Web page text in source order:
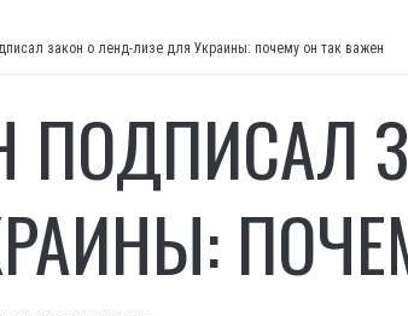
закон о ленд-лизе для Украины: почему он так важен
ПОДПИСАЛ